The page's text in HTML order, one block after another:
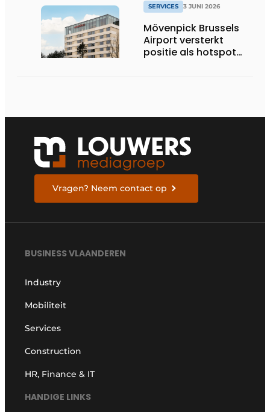
SERVICES 3 JUNI 2026
Mövenpick Brussels
Airport versterkt
positie als hotspot
Vragen? Neem contact op
BUSINESS VLAANDEREN
Industry
Mobiliteit
Services
Construction
HR, Finance & IT
HANDIGE LINKS